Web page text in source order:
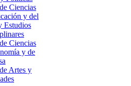
Ciencias
y del
Estudios
Ciencias
y de
Artes y